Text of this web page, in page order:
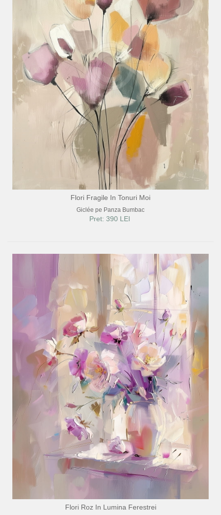
Flori Fragile In Tonuri Moi
Giclée pe Panza Bumbac
Pret: 390 LEI
Flori Roz In Lumina Ferestrei